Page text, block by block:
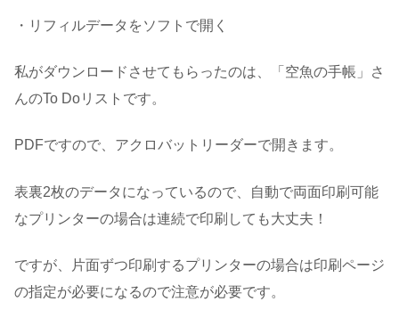
・ リフィルデータをソフトで開く
私がダウンロードさせてもらったのは、「空魚の手帳」さ
んのTo Doリストです。
PDFですので、アクロバットリーダーで開きます。
表裏2枚のデータになっているので、自動で両面印刷可能
なプリンターの場合は連続で印刷しても大丈夫！
ですが、片面ずつ印刷するプリンターの場合は印刷ページ
の指定が必要になるので注意が必要です。